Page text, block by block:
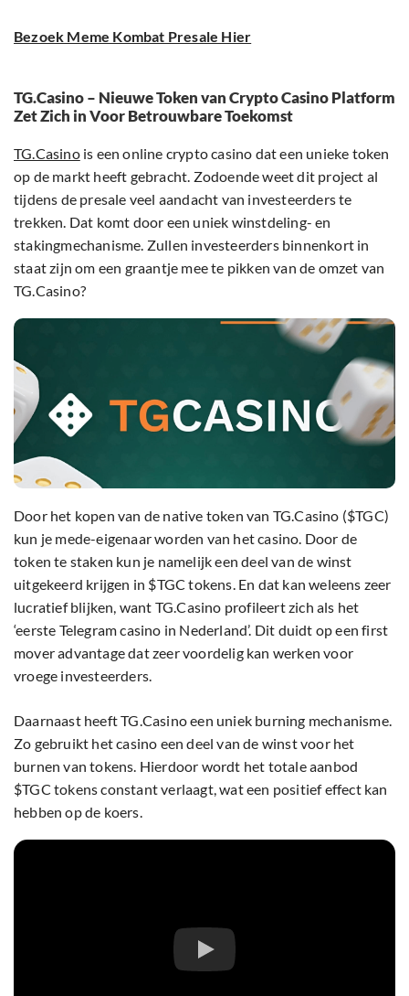
Bezoek Meme Kombat Presale Hier
TG.Casino – Nieuwe Token van Crypto Casino Platform
Zet Zich in Voor Betrouwbare Toekomst
TG.Casinois een online crypto casino dat een unieke token
op de markt heeft gebracht. Zodoende weet dit project al
tijdens de presale veel aandacht van investeerders te
trekken. Dat komt door een uniek winstdeling- en
stakingmechanisme. Zullen investeerders binnenkort in
staat zijn om een graantje mee te pikken van de omzet van
TG.Casino?
Door het kopen van de native token van TG.Casino ($TGC)
kun je mede-eigenaar worden van het casino. Door de
token te staken kun je namelijk een deel van de winst
uitgekeerd krijgen in $TGC tokens. En dat kan weleens zeer
lucratief blijken, want TG.Casino profileert zich als het
‘eerste Telegram casino in Nederland’. Dit duidt op een first
mover advantage dat zeer voordelig kan werken voor
vroege investeerders.
Daarnaast heeft TG.Casino een uniek burning mechanisme.
Zo gebruikt het casino een deel van de winst voor het
burnen van tokens. Hierdoor wordt het totale aanbod
$TGC tokens constant verlaagt, wat een positief effect kan
hebben op de koers.